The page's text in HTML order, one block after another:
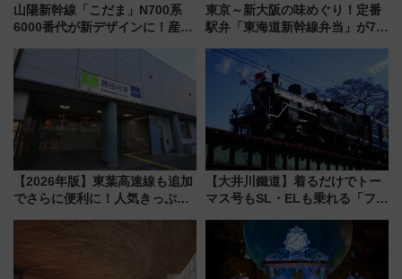
山陽新幹線「こだま」N700系
6000番代が新デザインに！産学
用は今冬から
東京～新大阪の味めぐり！定番
駅弁「東海道新幹線弁当」が7月
【2026年版】東葉高速線も追加
でさらに便利に！人気きっぷ
【大井川鐵道】着るだけでトー
マス号もSL・ELも乗れる「フリ
受注販売